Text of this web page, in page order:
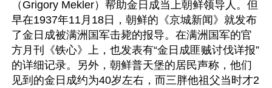
（Grigory Mekler）帮助金日成当上朝鲜领导人。但
早在1937年11月18日，朝鲜的《京城新闻》就发布
了金日成被满洲国军击毙的报导。在满洲国军的官
方月刊《铁心》上，也发表有“金日成匪贼讨伐详报”
的详细记录。另外，朝鲜普天堡的居民声称，他们
见到的金日成约为40岁左右，而三胖他祖父当时才2